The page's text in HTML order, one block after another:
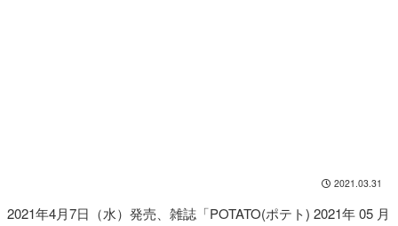
2021.03.31
2021年4月7日（水）発売、雑誌「POTATO(ポテト) 2021年 05 月